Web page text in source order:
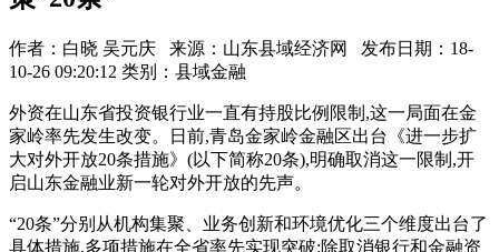
作者：白晓 吴元庆 来源：山东县域经济网
发布日期：18-
10-26 09:20:12 类别：县域金融
外资在山东省投资银行业一直有持股比例限制,这一局面在金
家岭率先发生改变。日前,青岛金家岭金融区出台《进一步扩
大对外开放20条措施》(以下简称20条),明确取消这一限制,开
启山东金融业新一轮对外开放的先声。
“20条”分别从机构集聚、业务创新和环境优化三个维度出台了
具体措施,多项措施在全省率先实现突破:除取消银行和金融资